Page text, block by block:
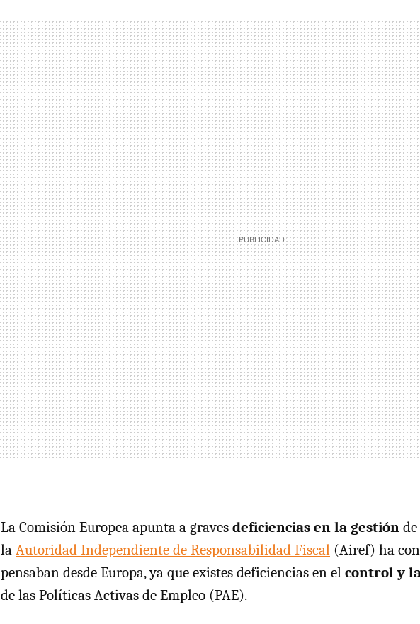
La Comisión Europea apunta a graves deficiencias en la gestión
la Autoridad Independiente de Responsabilidad Fiscal (Airef) ha
pensaban desde Europa, ya que existes deficiencias en el control y
de las Políticas Activas de Empleo (PAE).